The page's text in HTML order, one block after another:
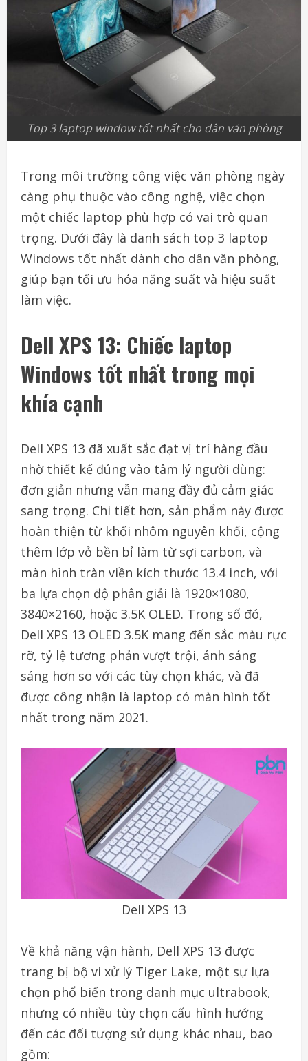
Top 3 laptop window tốt nhất cho dân văn phòng
Trong môi trường công việc văn phòng ngày
càng phụ thuộc vào công nghệ, việc chọn
một chiếc laptop phù hợp có vai trò quan
trọng. Dưới đây là danh sách top 3 laptop
Windows tốt nhất dành cho dân văn phòng,
giúp bạn tối ưu hóa năng suất và hiệu suất
làm việc.
Dell XPS 13: Chiếc laptop
Windows tốt nhất trong mọi
khía cạnh
Dell XPS 13 đã xuất sắc đạt vị trí hàng đầu
nhờ thiết kế đúng vào tâm lý người dùng:
đơn giản nhưng vẫn mang đầy đủ cảm giác
sang trọng. Chi tiết hơn, sản phẩm này được
hoàn thiện từ khối nhôm nguyên khối, cộng
thêm lớp vỏ bền bỉ làm từ sợi carbon, và
màn hình tràn viền kích thước 13.4 inch, với
ba lựa chọn độ phân giải là 1920×1080,
3840×2160, hoặc 3.5K OLED. Trong số đó,
Dell XPS 13 OLED 3.5K mang đến sắc màu rực
rỡ, tỷ lệ tương phản vượt trội, ánh sáng
sáng hơn so với các tùy chọn khác, và đã
được công nhận là laptop có màn hình tốt
nhất trong năm 2021.
Dell XPS 13
Về khả năng vận hành, Dell XPS 13 được
trang bị bộ vi xử lý Tiger Lake, một sự lựa
chọn phổ biến trong danh mục ultrabook,
nhưng có nhiều tùy chọn cấu hình hướng
đến các đối tượng sử dụng khác nhau, bao
gồm: